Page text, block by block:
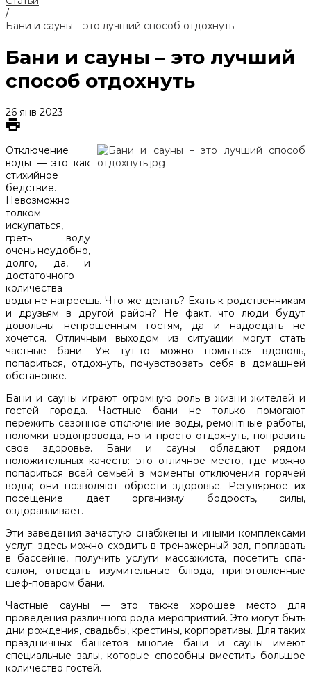
/
Бани и сауны – это лучший способ отдохнуть
Бани и сауны – это лучший
способ отдохнуть
26 янв 2023
Отключение
воды — это как
стихийное
бедствие.
Невозможно
толком
искупаться,
греть воду
очень неудобно,
долго, да, и
достаточного
количества
воды не нагреешь. Что же делать? Ехать к родственникам
и друзьям в другой район? Не факт, что люди будут
довольны непрошенным гостям, да и надоедать не
хочется. Отличным выходом из ситуации могут стать
частные бани. Уж тут-то можно помыться вдоволь,
попариться, отдохнуть, почувствовать себя в домашней
обстановке.
Бани и сауны играют огромную роль в жизни жителей и
гостей города. Частные бани не только помогают
пережить сезонное отключение воды, ремонтные работы,
поломки водопровода, но и просто отдохнуть, поправить
свое здоровье. Бани и сауны обладают рядом
положительных качеств: это отличное место, где можно
попариться всей семьей в моменты отключения горячей
воды; они позволяют обрести здоровье. Регулярное их
посещение дает организму бодрость, силы,
оздоравливает.
Эти заведения зачастую снабжены и иными комплексами
услуг: здесь можно сходить в тренажерный зал, поплавать
в бассейне, получить услуги массажиста, посетить спа-
салон, отведать изумительные блюда, приготовленные
шеф-поваром бани.
Частные сауны — это также хорошее место для
проведения различного рода мероприятий. Это могут быть
дни рождения, свадьбы, крестины, корпоративы. Для таких
праздничных банкетов многие бани и сауны имеют
специальные залы, которые способны вместить большое
количество гостей.